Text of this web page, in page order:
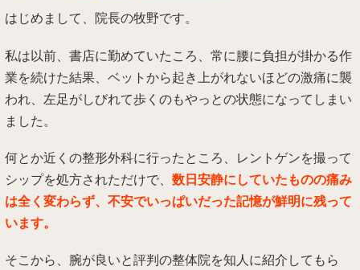
はじめまして、院長の牧野です。
私は以前、書店に勤めていたころ、常に腰に負担が掛かる作
業を続けた結果、ベットから起き上がれないほどの激痛に襲
われ、左足がしびれて歩くのもやっとの状態になってしまい
ました。
何とか近くの整形外科に行ったところ、レントゲンを撮って
シップを処方されただけで、 数日安静にしていたものの痛み
は全く変わらず、不安でいっぱいだった記憶が鮮明に残って
います。
そこから、腕が良いと評判の整体院を知人に紹介してもら